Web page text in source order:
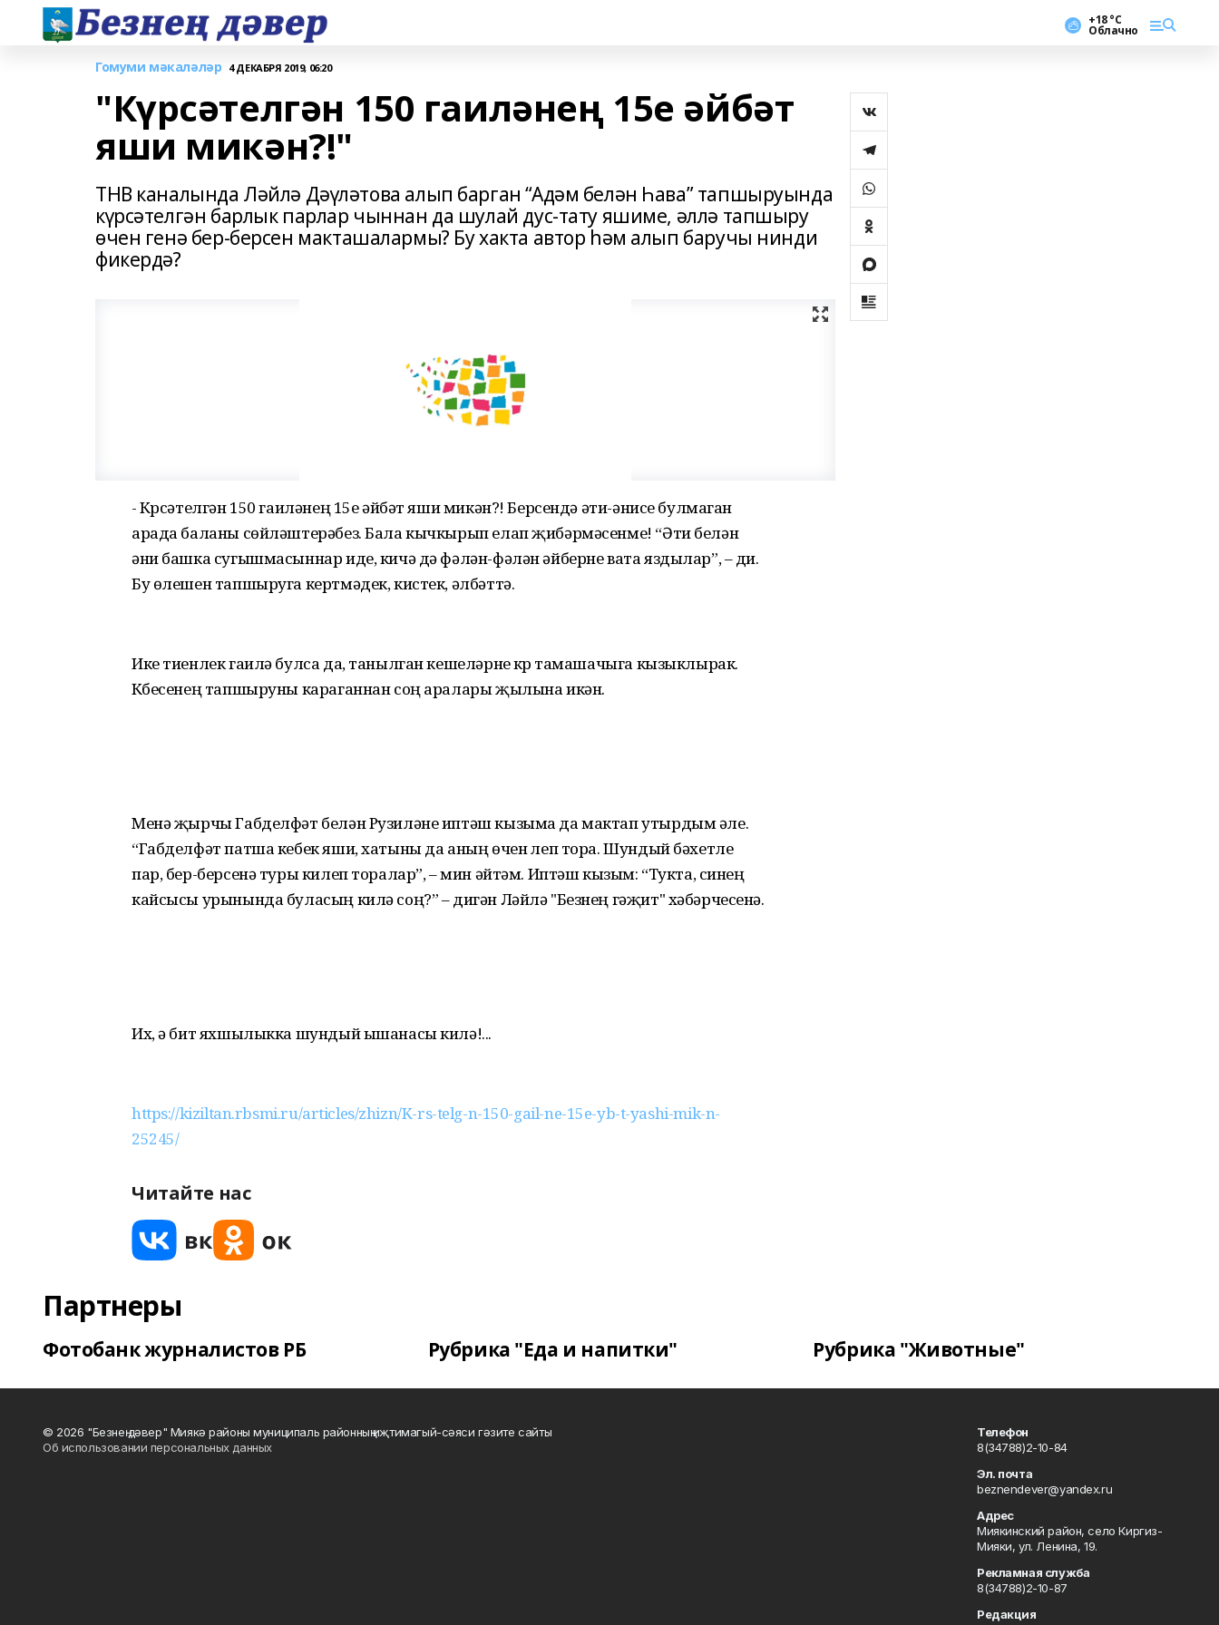
+18 °С
Облачно
Гомуми мәкаләләр 4 ДЕКАБРЯ 2019, 06:20
"Күрсәтелгән 150 гаиләнең 15е әйбәт
яши микән?!"
ТНВ каналында Ләйлә Дәүләтова алып барган “Адәм белән Һава” тапшыруында
күрсәтелгән барлык парлар чыннан да шулай дус-тату яшиме, әллә тапшыру
өчен генә бер-берсен макташалармы? Бу хакта автор һәм алып баручы нинди
фикердә?
- Күрсәтелгән 150 гаиләнең 15е әйбәт яши микән?! Берсендә әти-әнисе булмаган
арада баланы сөйләштерәбез. Бала кычкырып елап җибәрмәсенме! “Әти белән
әни башка сугышмасыннар иде, кичә дә фәлән-фәлән әйберне вата яздылар”, – ди.
Бу өлешен тапшыруга кертмәдек, кистек, әлбәттә.
Ике тиенлек гаилә булса да, танылган кешеләрне күрү тамашачыга кызыклырак.
Күбесенең тапшыруны караганнан соң аралары җылына икән.
Менә җырчы Габделфәт белән Рузиләне иптәш кызыма да мактап утырдым әле.
“Габделфәт патша кебек яши, хатыны да аның өчен үлеп тора. Шундый бәхетле
пар, бер-берсенә туры килеп торалар”, – мин әйтәм. Иптәш кызым: “Тукта, синең
кайсысы урынында буласың килә соң?” – дигән Ләйлә "Безнең гәҗит" хәбәрчесенә.
Их, ә бит яхшылыкка шундый ышанасы килә!...
https://kiziltan.rbsmi.ru/articles/zhizn/K-rs-telg-n-150-gail-ne-15e-yb-t-yashi-mik-n-
25245/
Читайте нас
Партнеры
Фотобанк журналистов РБ Рубрика "Еда и напитки" Рубрика "Животные"
© 2026 "Безнең дәвер" Миякә районы муниципаль районның иҗтимагый-сәяси гәзите сайты
Об использовании персональных данных
Телефон
8(34788)2-10-84
Эл. почта
beznendever@yandex.ru
Адрес
Миякинский район, село Киргиз-
Мияки, ул. Ленина, 19.
Рекламная служба
8(34788)2-10-87
Редакция